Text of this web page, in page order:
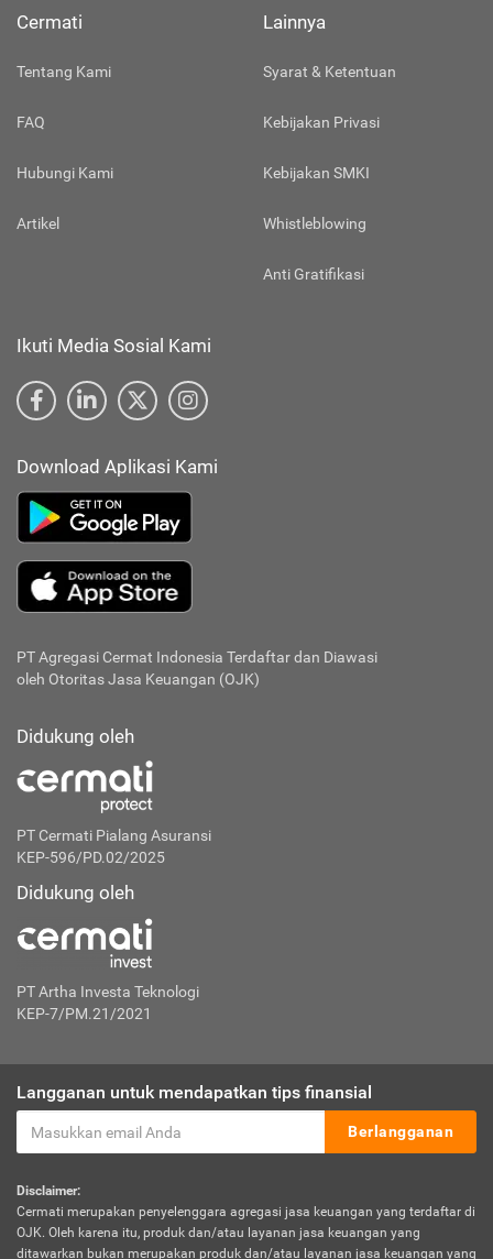
Cermati
Tentang Kami
FAQ
Hubungi Kami
Artikel
Lainnya
Syarat & Ketentuan
Kebijakan Privasi
Kebijakan SMKI
Whistleblowing
Anti Gratifikasi
Ikuti Media Sosial Kami
Download Aplikasi Kami
PT Agregasi Cermat Indonesia Terdaftar dan Diawasi
oleh Otoritas Jasa Keuangan (OJK)
Didukung oleh
PT Cermati Pialang Asuransi
KEP-596/PD.02/2025
Didukung oleh
PT Artha Investa Teknologi
KEP-7/PM.21/2021
Langganan untuk mendapatkan tips finansial
Berlangganan
Disclaimer:
Cermati merupakan penyelenggara agregasi jasa keuangan yang terdaftar di
OJK. Oleh karena itu, produk dan/atau layanan jasa keuangan yang
ditawarkan bukan merupakan produk dan/atau layanan jasa keuangan yang